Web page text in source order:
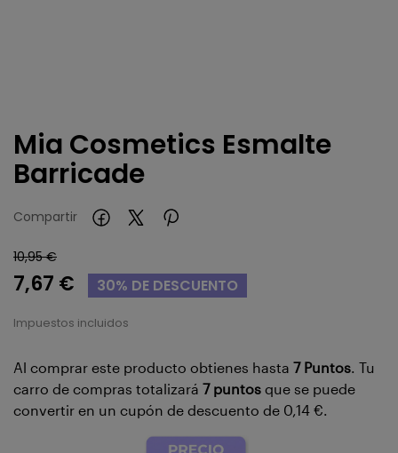
Mia Cosmetics Esmalte
Barricade
Compartir
10,95 €
7,67 € 30% DE DESCUENTO
Impuestos incluidos
Al comprar este producto obtienes hasta 7Puntos. Tu
carro de compras totalizará 7puntos que se puede
convertir en un cupón de descuento de 0,14 €.